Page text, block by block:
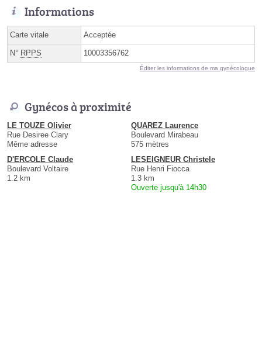
Informations
Carte vitale Acceptée
N° RPPS 10003356762
Éditer les informations de ma gynécologue
Gynécos à proximité
LE TOUZE Olivier
Rue Desiree Clary
Même adresse
QUAREZ Laurence
Boulevard Mirabeau
575 mètres
D'ERCOLE Claude
Boulevard Voltaire
1.2 km
LESEIGNEUR Christele
Rue Henri Fiocca
1.3 km
Ouverte jusqu'à 14h30